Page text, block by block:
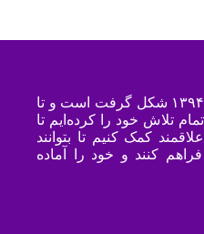
داستان پرهوم در اردیبهشت ۱۳۹۴ شکل گرفت است و تا
تلاش خود را کرده‌ایم تا
کمک کنیم تا بتوانند
کنند و خود را آماده